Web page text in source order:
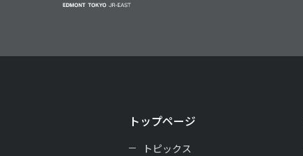
トップページ
トピックス